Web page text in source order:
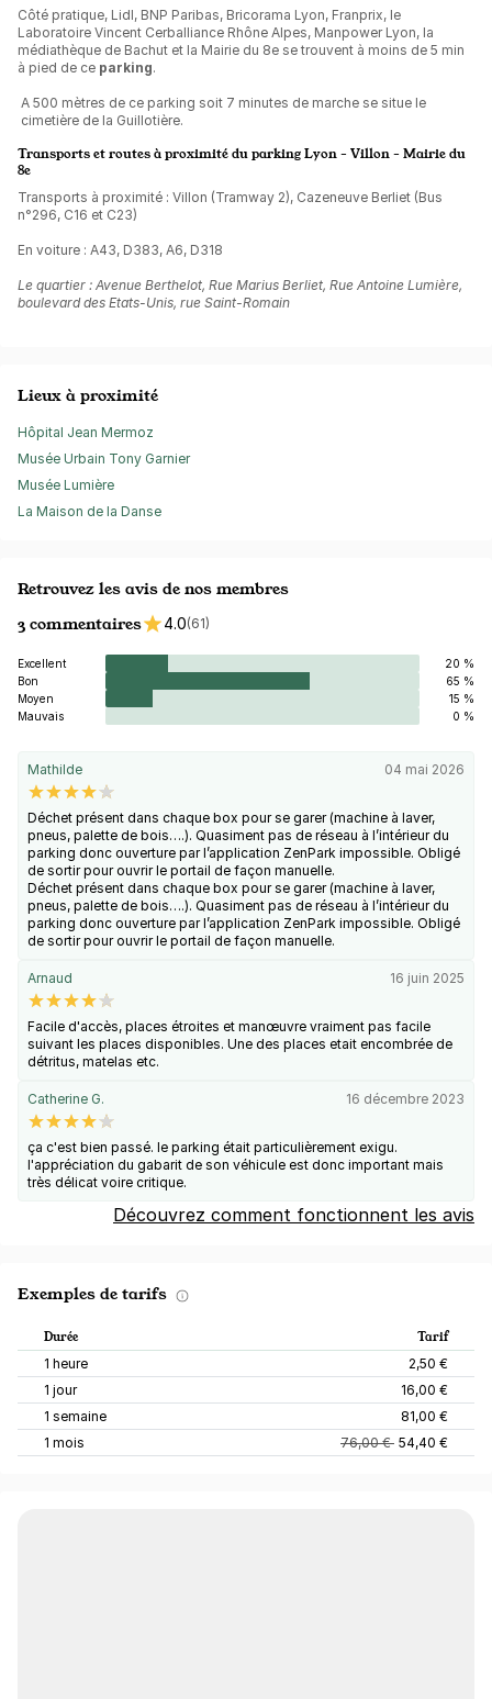
Côté pratique, Lidl, BNP Paribas, Bricorama Lyon, Franprix, le
Laboratoire Vincent Cerballiance Rhône Alpes, Manpower Lyon, la
médiathèque de Bachut et la Mairie du 8e se trouvent à moins de 5 min
à pied de ce parking.
A 500 mètres de ce parking soit 7 minutes de marche se situe le
cimetière de la Guillotière.
Transports et routes à proximité du parking Lyon - Villon - Mairie du
8e
Transports à proximité : Villon (Tramway 2), Cazeneuve Berliet (Bus
n°296, C16 et C23)
En voiture : A43, D383, A6, D318
Le quartier : Avenue Berthelot, Rue Marius Berliet, Rue Antoine Lumière,
boulevard des Etats-Unis, rue Saint-Romain
Lieux à proximité
Hôpital Jean Mermoz
Musée Urbain Tony Garnier
Musée Lumière
La Maison de la Danse
Retrouvez les avis de nos membres
3 commentaires
4.0(61)
Excellent
20 %
Bon
65 %
Moyen
15 %
Mauvais
0 %
Mathilde 04 mai 2026
Déchet présent dans chaque box pour se garer (machine à laver,
pneus, palette de bois….). Quasiment pas de réseau à l’intérieur du
parking donc ouverture par l’application ZenPark impossible. Obligé
de sortir pour ouvrir le portail de façon manuelle.
Déchet présent dans chaque box pour se garer (machine à laver,
pneus, palette de bois….). Quasiment pas de réseau à l’intérieur du
parking donc ouverture par l’application ZenPark impossible. Obligé
de sortir pour ouvrir le portail de façon manuelle.
Arnaud 16 juin 2025
Facile d'accès, places étroites et manœuvre vraiment pas facile
suivant les places disponibles. Une des places etait encombrée de
détritus, matelas etc.
Catherine G. 16 décembre 2023
ça c'est bien passé. le parking était particulièrement exigu.
l'appréciation du gabarit de son véhicule est donc important mais
très délicat voire critique.
Découvrez comment fonctionnent les avis
Exemples de tarifs
Durée Tarif
1 heure
2,50 €
1 jour
16,00 €
1 semaine
81,00 €
1 mois
76,00 € 54,40 €